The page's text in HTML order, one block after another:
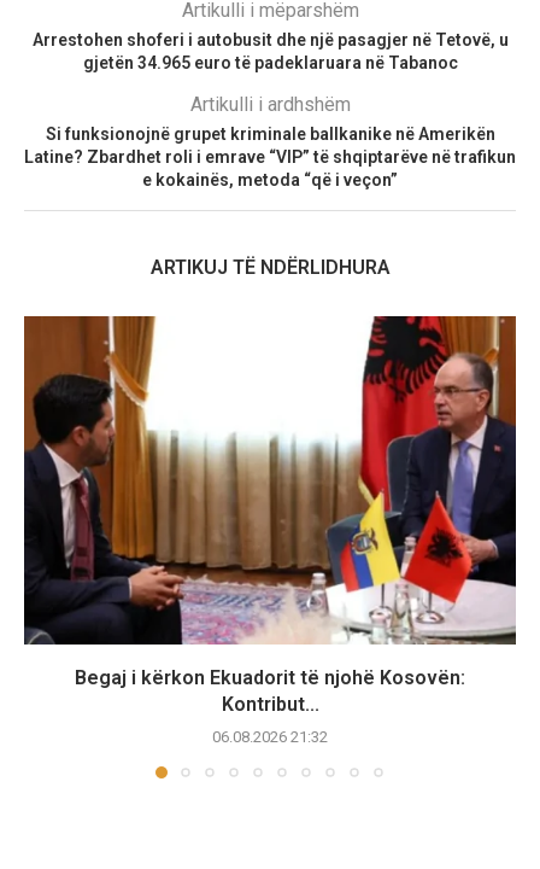
Artikulli i mëparshëm
Arrestohen shoferi i autobusit dhe një pasagjer në Tetovë, u
gjetën 34.965 euro të padeklaruara në Tabanoc
Artikulli i ardhshëm
Si funksionojnë grupet kriminale ballkanike në Amerikën
Latine? Zbardhet roli i emrave “VIP” të shqiptarëve në trafikun
e kokainës, metoda “që i veçon”
ARTIKUJ TË NDËRLIDHURA
Begaj i kërkon Ekuadorit të njohë Kosovën:
Kontribut...
06.08.2026 21:32